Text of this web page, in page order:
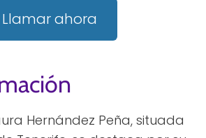
Llamar ahora
Hernández Peña, situada